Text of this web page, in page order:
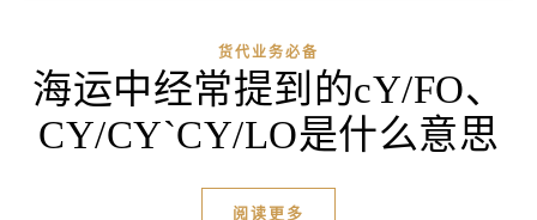
货代业务必备
海运中经常提到的cY/FO、
CY/CY`CY/LO是什么意思
阅读更多